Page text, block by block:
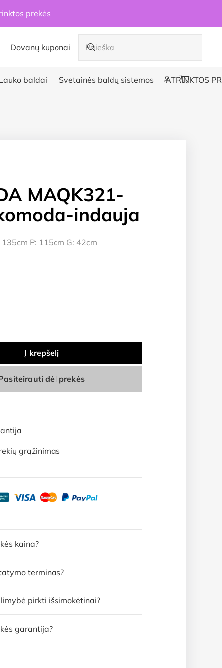
prekės
Dovanų kuponai
baldai Svetainės baldų sistemos ATRINKTOS
MAQK321-
indauja
P: 115cm G: 42cm
Į krepšelį
dėl prekės
grąžinimas
kaina?
terminas?
pirkti išsimokėtinai?
garantija?